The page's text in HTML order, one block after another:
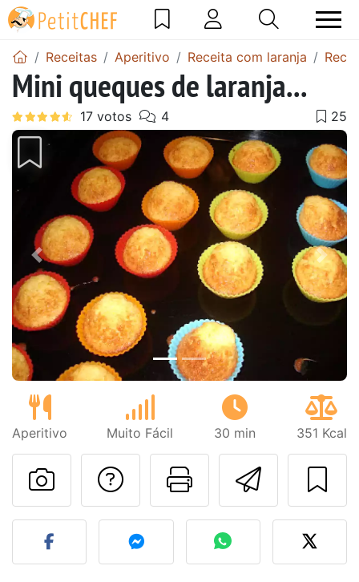
Receitas Aperitivo Receita com laranja
Mini queques de laranja...
Anterior Next
Aperitivo Muito Fácil 30 min 351 Kcal
Imprima
Falar com o autor
Fez esta receita?